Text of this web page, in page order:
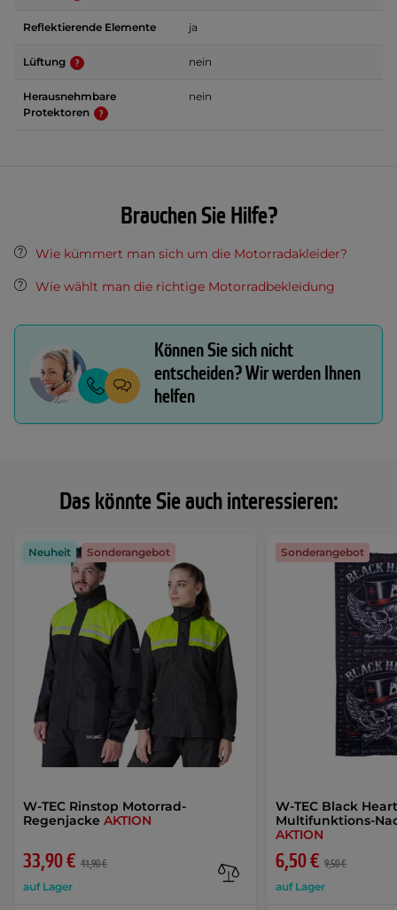
Das könnte Sie auch interessieren:
W-TEC Rinstop Motorrad-
Regenjacke AKTION
33,90 € 41,90 €
auf Lager
Neuheit Sonderangebot
W-TEC Black
Multifunktions-
AKTION
6,50 € 9,50 €
auf Lager
Sonderangebot
Reflektierende Elemente ja
Lüftung nein
Herausnehmbare
Protektoren
nein
Brauchen Sie Hilfe?
Wie kümmert man sich um die Motorradakleider?
Wie wählt man die richtige Motorradbekleidung
Können Sie sich nicht
entscheiden? Wir werden Ihnen
helfen